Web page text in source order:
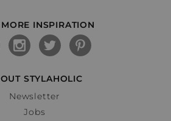
INSPIRATION
STYLAHOLIC
Newsletter
Jobs